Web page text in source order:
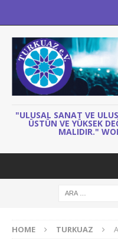
"ULUSAL SANAT VE
ÜSTÜN VE YÜKSEK
MALIDIR."
HOME TURKUAZ